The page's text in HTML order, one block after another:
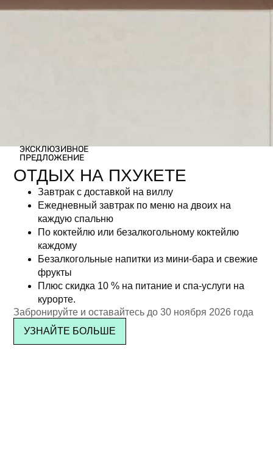
ЭКСКЛЮЗИВНОЕ
ПРЕДЛОЖЕНИЕ
ОТДЫХ НА ПХУКЕТЕ
Завтрак с доставкой на виллу
Ежедневный завтрак по меню на двоих на
каждую спальню
По коктейлю или безалкогольному коктейлю
каждому
Безалкогольные напитки из мини-бара и свежие
фрукты
Плюс скидка 10 % на питание и спа-услуги на
курорте.
Забронируйте и оставайтесь до 30 ноября 2026 года
УЗНАЙТЕ БОЛЬШЕ